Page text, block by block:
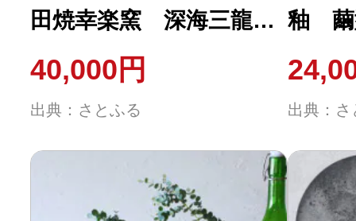
田焼幸楽窯 深海三龍堂)
(有田町)
40,000円
出典：さとふる
釉 繭
出典：さ